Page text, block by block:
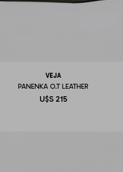
VEJA
PANENKA O.T LEATHER
U$S 215